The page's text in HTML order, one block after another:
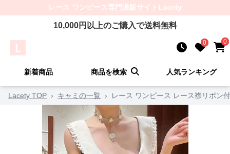
レース ワンピース専門通販サイト Lacety
10,000円以上のご購入で送料無料
0 0
新着商品 商品を検索 人気ランキング
Lacety TOP › キャミの一覧 › レース ワンピース レース襟リボン